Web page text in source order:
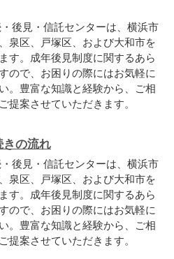
後見・信託センターは、横浜市
泉区、戸塚区、および大和市を
す。成年後見制度に関するあら
ので、お困りの際にはお気軽に
。豊富な知識と経験から、ご相
提案させていただきます。
きの流れ
後見・信託センターは、横浜市
泉区、戸塚区、および大和市を
す。成年後見制度に関するあら
ので、お困りの際にはお気軽に
。豊富な知識と経験から、ご相
提案させていただきます。